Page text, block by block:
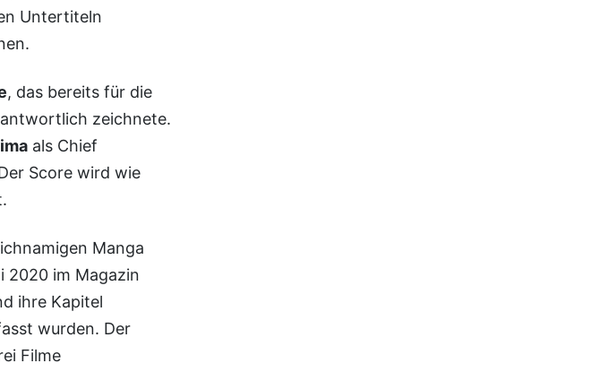
Untertiteln
, das bereits für die
zeichnete.
als Chief
Score wird wie
Manga
2020 im Magazin
ihre Kapitel
wurden. Der
Filme